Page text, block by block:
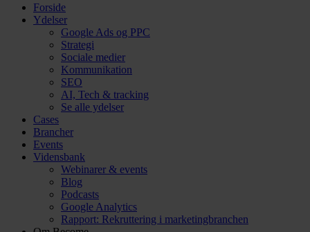
Forside
Ydelser
Google Ads og PPC
Strategi
Sociale medier
Kommunikation
SEO
AI, Tech & tracking
Se alle ydelser
Cases
Brancher
Events
Vidensbank
Webinarer & events
Blog
Podcasts
Google Analytics
Rapport: Rekruttering i marketingbranchen